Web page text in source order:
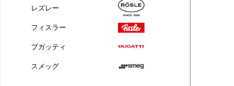
レズレー
フィスラー
ブガッティ
スメッグ